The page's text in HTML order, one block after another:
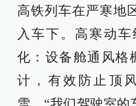
高铁列车在严寒地
入车下。高寒动
化：设备舱通风格
计，有效防止顶